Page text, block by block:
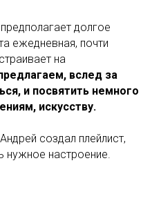
долгое
ежедневная, почти
на
вслед за
и посвятить немного
искусству.
создал плейлист,
нужное настроение.